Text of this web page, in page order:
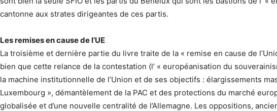
cantonne aux strates dirigeantes de ces partis.
Les remises en cause de l’UE
La troisième et dernière partie du livre traite de la « remise en cause de
bien que cette relance de la contestation (l’ « euro­péanisation du
la machine institutionnelle de l’Union et de ses objectifs : élargissements
Luxembourg », démantèlement de la PAC et des protections du marché
globalisée et d’une nouvelle centralité de l’Allemagne. Les oppositions,